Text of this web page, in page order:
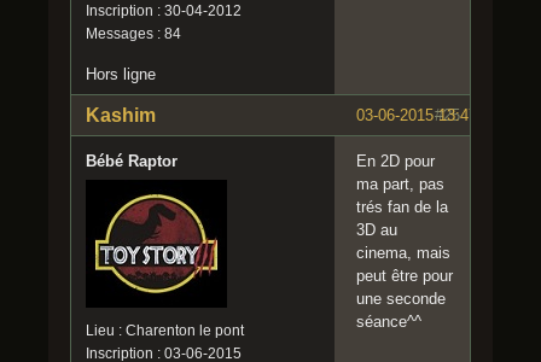
Inscription : 30-04-2012
Messages : 84
Hors ligne
#25
03-06-2015 13:47:57
Kashim
Bébé Raptor
Lieu : Charenton le pont
Inscription : 03-06-2015
En 2D pour
ma part, pas
trés fan de la
3D au
cinema, mais
peut être pour
une seconde
séance^^